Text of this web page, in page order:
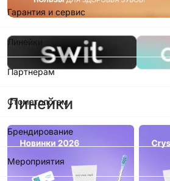
Гарантия и сервис
Линейки
Партнерам
Стоматологам
Брендирование
Мероприятия
Линейки